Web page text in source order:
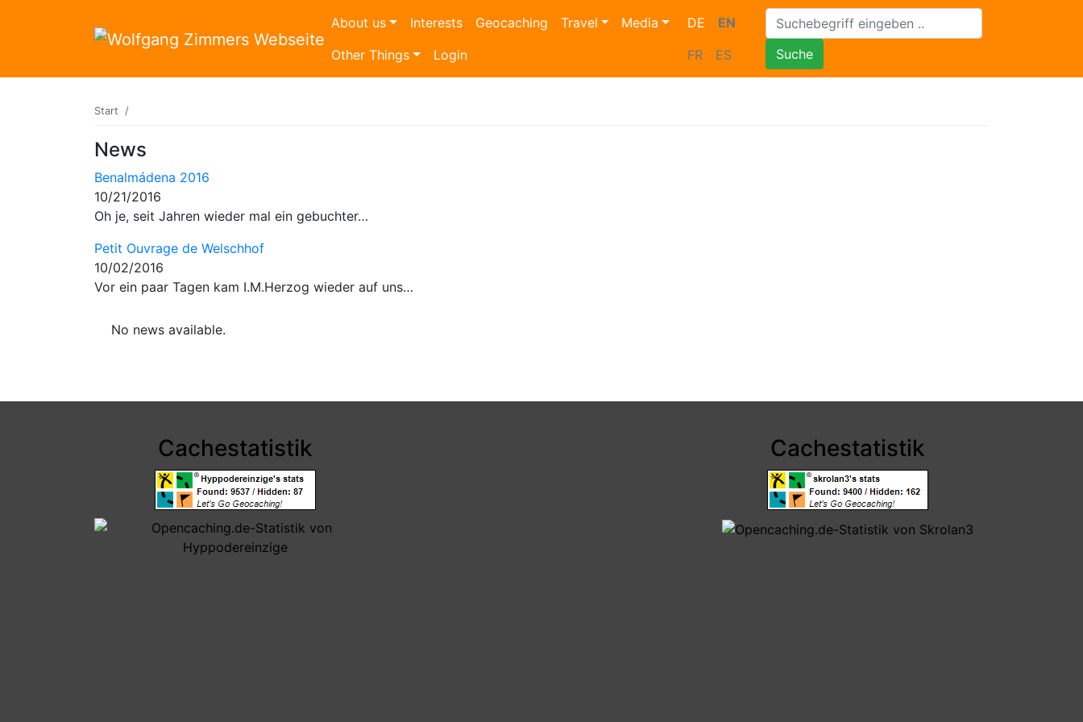
About us Interests Geocaching Travel
Media
Other Things
Login
DE
EN
FR
ES Suche
Start
News
Benalmádena 2016
10/21/2016
Oh je, seit Jahren wieder mal ein gebuchter…
Petit Ouvrage de Welschhof
10/02/2016
Vor ein paar Tagen kam I.M.Herzog wieder auf uns…
No news available.
Cachestatistik Cachestatistik